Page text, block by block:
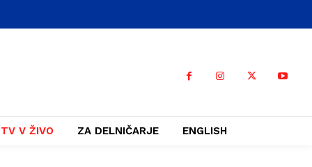
TV V ŽIVO ZA DELNIČARJE ENGLISH